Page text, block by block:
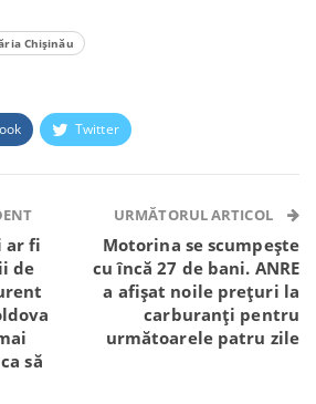
Chișinău
Twitter
Viber
ar fi
de
să
URMĂTORUL ARTICOL
Motorina se scumpește
cu încă 27 de bani. ANRE
a afișat noile prețuri la
carburanți pentru
următoarele patru zile